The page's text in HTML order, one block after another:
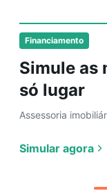
Financiamento
Simule as
só lugar
Assessoria
Simular agora